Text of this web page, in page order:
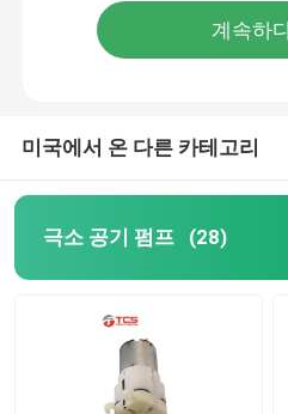
미국에서 온 다른 카테고리
극소 공기 펌프 (28)